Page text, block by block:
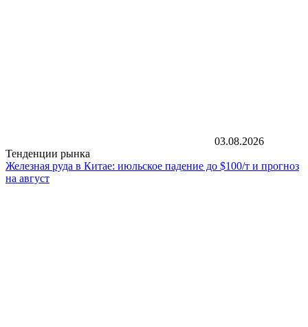
03.08.2026
Тенденции рынка
Железная руда в Китае: июльское падение до $100/т и прогноз
на август